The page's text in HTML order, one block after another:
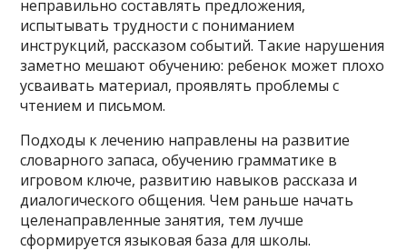
неправильно составлять предложения,
испытывать трудности с пониманием
инструкций, рассказом событий. Такие нарушения
заметно мешают обучению: ребенок может плохо
усваивать материал, проявлять проблемы с
чтением и письмом.
Подходы к лечению направлены на развитие
словарного запаса, обучению грамматике в
игровом ключе, развитию навыков рассказа и
диалогического общения. Чем раньше начать
целенаправленные занятия, тем лучше
сформируется языковая база для школы.